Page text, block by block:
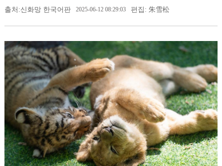
출처:신화망 한국어판 2025-06-12 08:29:03 편집: 朱雪松